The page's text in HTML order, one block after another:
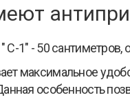
1" - 50
максимальное
особенность